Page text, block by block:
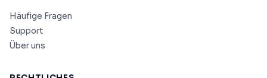
Häufige Fragen
Support
Über uns